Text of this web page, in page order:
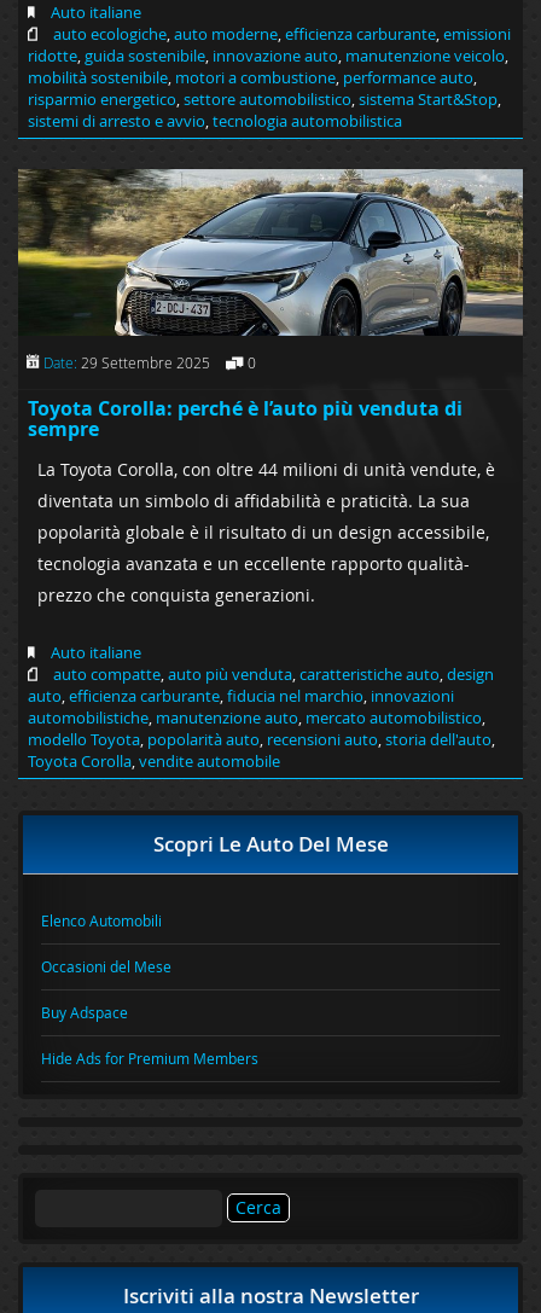
Auto italiane
auto ecologiche,auto moderne,efficienza carburante,emissioni
ridotte,guida sostenibile, innovazione auto, manutenzione veicolo,
mobilità sostenibile, motori a combustione, performance auto,
risparmio energetico,settore automobilistico,sistema Start&Stop,
sistemi di arresto e avvio,tecnologia automobilistica
Date: 29 Settembre 2025 0
Toyota Corolla: perché è l’auto più venduta di
sempre
La Toyota Corolla, con oltre 44 milioni di unità vendute, è
diventata un simbolo di affidabilità e praticità. La sua
popolarità globale è il risultato di un design accessibile,
tecnologia avanzata e un eccellente rapporto qualità-
prezzo che conquista generazioni.
Auto italiane
auto compatte,auto più venduta,caratteristiche auto,design
auto,efficienza carburante,fiducia nel marchio, innovazioni
automobilistiche, manutenzione auto, mercato automobilistico,
modello Toyota, popolarità auto, recensioni auto,storia dell'auto,
Toyota Corolla,vendite automobile
Scopri Le Auto Del Mese
Elenco Automobili
Occasioni del Mese
Buy Adspace
Hide Ads for Premium Members
Iscriviti alla nostra Newsletter